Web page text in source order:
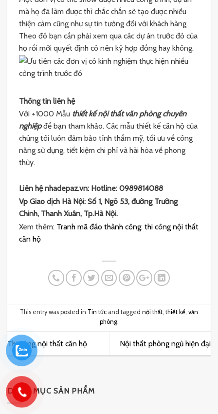
mà họ đã làm được thì chắc chắn sẽ tạo được nhiều
thiện cảm cũng như sự tin tưởng đối với khách hàng.
Theo đó bạn cần phải xem qua các dự án trước đó của
họ rồi mới quyết định có nên ký hợp đồng hay không.
Thông tin liên hệ
Với +1000 Mẫu thiết kế nội thất văn phòng chuyên
nghiệp để bạn tham khảo. Các mẫu thiết kế căn hộ của
chúng tôi luôn đảm bảo tính thẩm mỹ, tối ưu về công
năng sử dụng, tiết kiệm chi phí và hài hòa về phong
thủy.
Liên hệ nhadepaz.vn: Hotline: 0989814088
Vp Giao dịch Hà Nội: Số 1, Ngõ 53, đường Trường
Chinh, Thanh Xuân, Tp.Hà Nội.
Xem thêm: Tranh mã đáo thành công; thi công nội thất
căn hộ
This entry was posted in Tin tức and tagged nội thất,thiết kế, văn
phòng.
Thi công nội thất căn hộ Nội thất phòng ngủ hiện đại
DANH MỤC SẢN PHẨM